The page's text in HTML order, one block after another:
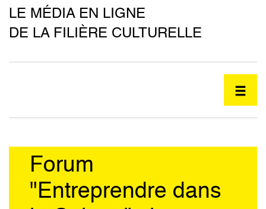
LE MÉDIA EN LIGNE
DE LA FILIÈRE CULTURELLE
Forum
"Entreprendre dans